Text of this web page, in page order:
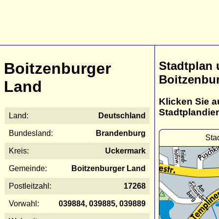
Boitzenburger
Land
Land: Deutschland
Bundesland: Brandenburg
Kreis: Uckermark
Gemeinde: Boitzenburger Land
Postleitzahl: 17268
Vorwahl: 039884, 039885, 039889
Stadtplan
Klicken Sie